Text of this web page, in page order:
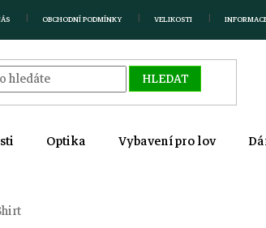
OBCHODNÍ PODMÍNKY VELIKOSTI
HLEDAT
Optika Vybavení pro lov